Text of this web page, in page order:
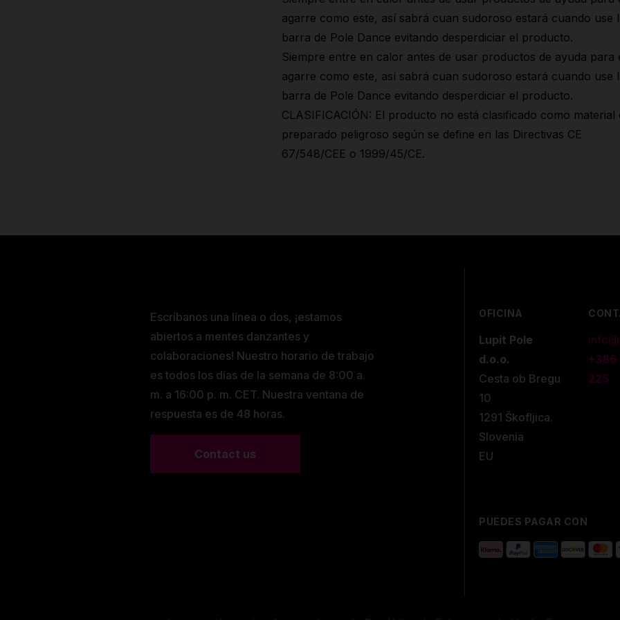
agarre como este, así sabrá cuan sudoroso estará cuando use
barra de Pole Dance evitando desperdiciar el producto.
Siempre entre en calor antes de usar productos de ayuda para
agarre como este, así sabrá cuan sudoroso estará cuando use
barra de Pole Dance evitando desperdiciar el producto.
CLASIFICACIÓN: El producto no está clasificado como material
preparado peligroso según se define en las Directivas CE
67/548/CEE o 1999/45/CE.
Escríbanos una línea o dos, ¡estamos
abiertos a mentes danzantes y
colaboraciones! Nuestro horario de trabajo
es todos los días de la semana de 8:00 a.
m. a 16:00 p. m. CET. Nuestra ventana de
respuesta es de 48 horas.
Contact us
OFICINA
Lupit Pole
d.o.o.
Cesta ob Bregu
10
1291 Škofljica.
Slovenia
EU
+386
225
PUEDES PAGAR CON